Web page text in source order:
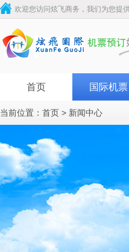
欢迎您访问炫飞商务，我们为您提
首页 国际机票
当前位置： 首页 > 新闻中心